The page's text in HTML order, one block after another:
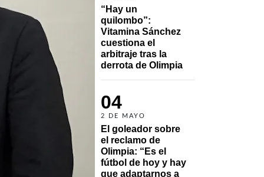
“Hay un
quilombo”:
Vitamina Sánchez
cuestiona el
arbitraje tras la
derrota de Olimpia
04
2 DE MAYO
El goleador sobre
el reclamo de
Olimpia: “Es el
fútbol de hoy y hay
que adaptarnos a